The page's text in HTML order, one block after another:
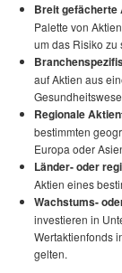
Breit gefächerte
Palette von
um das Risiko zu
auf Aktien aus
Regionale
bestimmten
Europa oder
Länder- oder
Aktien eines
Wachstums-
investieren in
Wertaktienfonds
gelten.